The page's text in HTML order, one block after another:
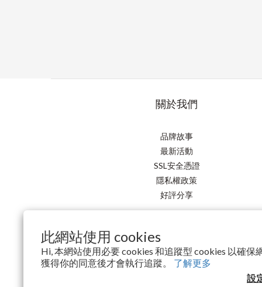
此網站使用 cookies
Hi, 本網站使用必要 cookies 和追蹤型 cookies 以確保
獲得你的同意後才會執行追蹤。 了解更多
設
關於我們
品牌故事
最新活動
SSL安全憑證
隱私權政策
好評分享